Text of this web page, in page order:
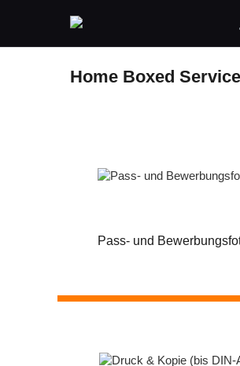
Online-Shop
Home Boxed
Pass- und